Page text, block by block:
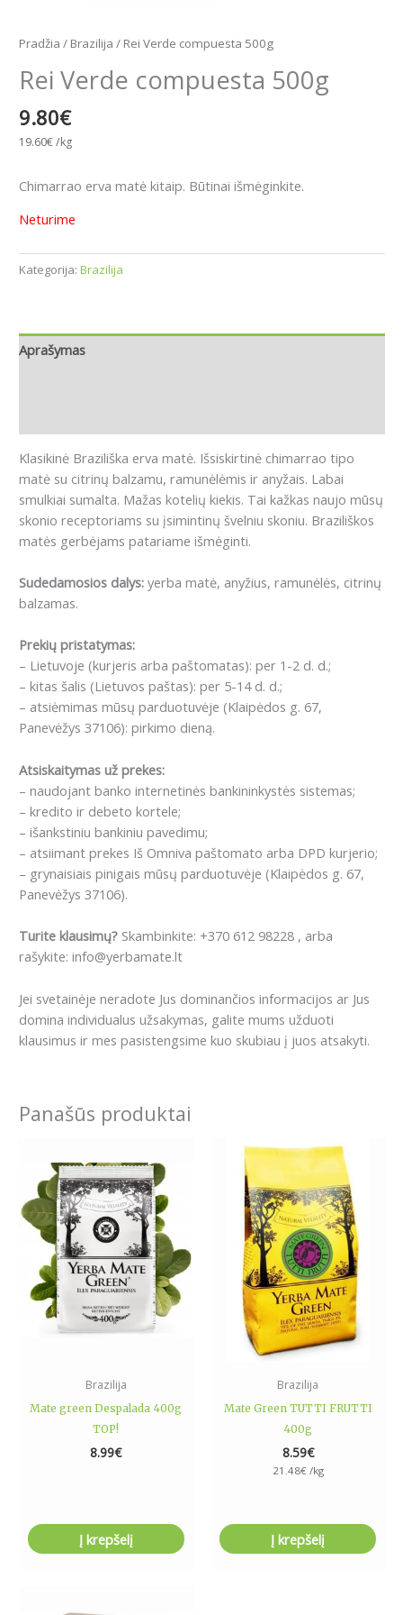
Pradžia / Brazilija / Rei Verde compuesta 500g
Rei Verde compuesta 500g
9.80€
19.60€/kg
Chimarrao erva matė kitaip. Būtinai išmėginkite.
Neturime
Kategorija: Brazilija
Aprašymas
Klasikinė Braziliška erva matė. Išsiskirtinė chimarrao tipo
matė su citrinų balzamu, ramunėlėmis ir anyžais. Labai
smulkiai sumalta. Mažas kotelių kiekis. Tai kažkas naujo mūsų
skonio receptoriams su įsimintinų švelniu skoniu. Braziliškos
matės gerbėjams patariame išmėginti.
Sudedamosios dalys: yerba matė, anyžius, ramunėlės, citrinų
balzamas.
Prekių pristatymas:
– Lietuvoje (kurjeris arba paštomatas): per 1-2 d. d.;
– kitas šalis (Lietuvos paštas): per 5-14 d. d.;
– atsiėmimas mūsų parduotuvėje (Klaipėdos g. 67,
Panevėžys 37106): pirkimo dieną.
Atsiskaitymas už prekes:
– naudojant banko internetinės bankininkystės sistemas;
– kredito ir debeto kortele;
– išankstiniu bankiniu pavedimu;
– atsiimant prekes Iš Omniva paštomato arba DPD kurjerio;
– grynaisiais pinigais mūsų parduotuvėje (Klaipėdos g. 67,
Panevėžys 37106).
Turite klausimų? Skambinkite: +370 612 98228 , arba
rašykite: info@yerbamate.lt
Jei svetainėje neradote Jus dominančios informacijos ar Jus
domina individualus užsakymas, galite mums užduoti
klausimus ir mes pasistengsime kuo skubiau į juos atsakyti.
Panašūs produktai
Brazilija
Mate green Despalada 400g
TOP!
8.99€
Į krepšelį
Brazilija
Mate Green TUTTI FRUTTI
400g
8.59€
21.48€/kg
Į krepšelį